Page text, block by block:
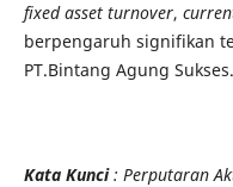
fixed asset turnover,
berpengaruh signifikan
PT.Bintang Agung Sukses.
Kata Kunci: Perputaran